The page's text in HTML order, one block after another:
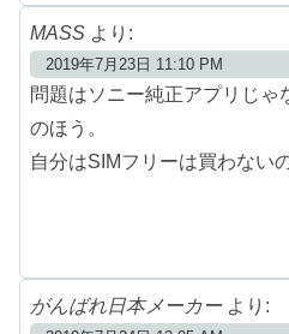
MASS より:
2019年7月23日 11:10 PM
問題はソニー純正アプリじゃ
のほう。
自分はSIMフリーは買わない
がんばれ日本メーカー より: